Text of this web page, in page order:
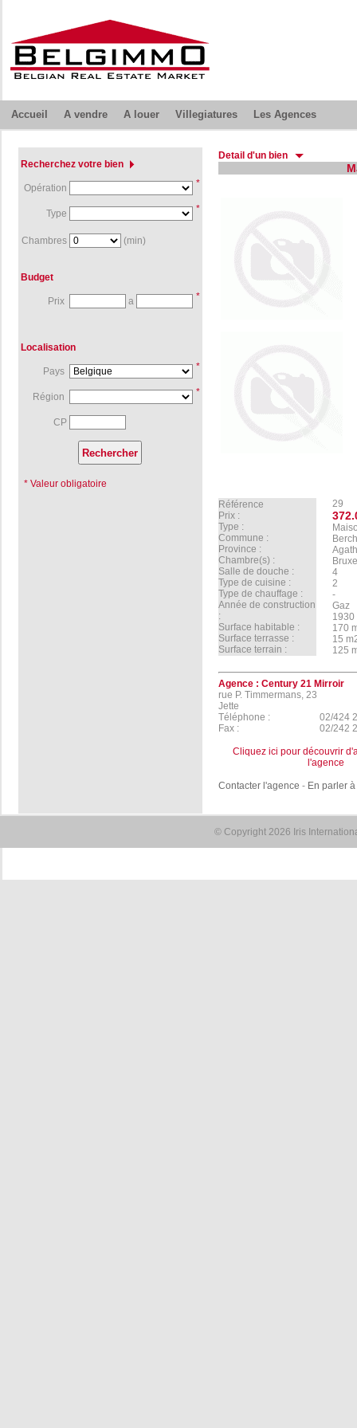
Accueil A vendre A louer Villegiatures Les Agences
Recherchez votre bien
Opération *
Type *
Chambres (min)
Budget
Prix a *
Localisation
Pays *
Région *
CP
* Valeur obligatoire
Detail d'un bien
Référence
Prix :
Type :
Commune :
Province :
Chambre(s) :
Salle de douche :
Type de cuisine :
Type de chauffage :
Année de construction
:
Surface habitable :
Surface terrasse :
Surface terrain :
29
4
2
-
Gaz
170
15
125
Agence : Century 21 Mirroir
rue P. Timmermans, 23
Jette
Téléphone :
02/424
Fax :
02/242
Cliquez ici pour découvrir
l'agence
Contacter l'agence - En parler
© Copyright 2026 Iris